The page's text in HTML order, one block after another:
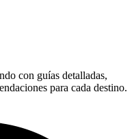
con guías detalladas,
para cada destino.